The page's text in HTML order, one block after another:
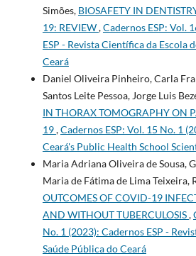
Simões, BIOSAFETY IN
19: REVIEW,Cadernos ESP: Vol.
ESP - Revista Cientí­fica da Escola
Ceará
Daniel Oliveira Pinheiro, Carla
Santos Leite Pessoa, Jorge Luis
IN THORAX TOMOGRAPHY ON
19,Cadernos ESP: Vol. 15 No. 1
Ceará's Public Health School
Maria Adriana Oliveira de Sousa,
Maria de Fátima de Lima
OUTCOMES OF COVID-19
AND WITHOUT TUBERCULOSIS,
No. 1 (2023): Cadernos ESP -
Saúde Pública do Ceará